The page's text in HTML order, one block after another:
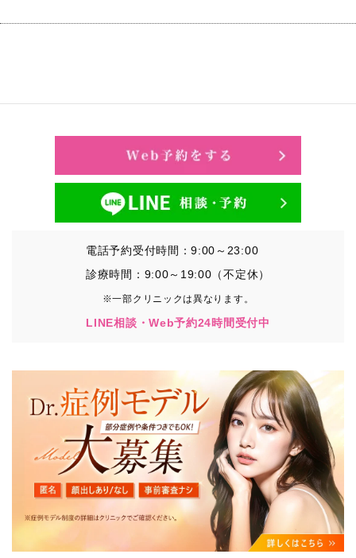
電話予約受付時間：9:00～23:00
診療時間：9:00～19:00（不定休）
※一部クリニックは異なります。
LINE相談・Web予約24時間受付中